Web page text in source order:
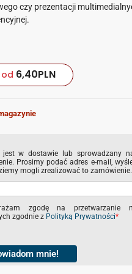
czy prezentacji
od 6,40PLN
jest w dostawie lub sprowadzany
Prosimy podać adres e-mail,
mogli zrealizować to zamówienie.
zgodę na przetwarzanie
zgodnie z Polityką Prywatności*
mnie!